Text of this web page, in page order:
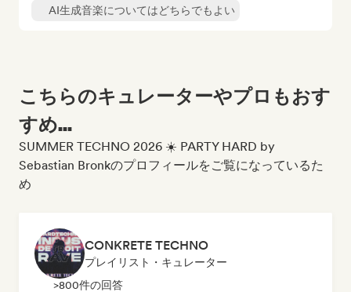
AI生成音楽についてはどちらでもよい
こちらのキュレーターやプロもおす
すめ...
SUMMER TECHNO 2026 ☀️ PARTY HARD by
Sebastian Bronkのプロフィールをご覧になっているた
め
CONKRETE TECHNO
プレイリスト・キュレーター
>800件の回答